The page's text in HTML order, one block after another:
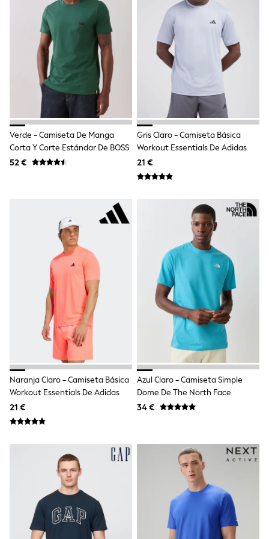
Sandals & Sliders
Rash Vests
Sun Safe Swimwear
Sun Hats & Caps
Shop All Footwear
New In
Trainers
Pram Shoes
School Shoes
Slippers
Boots
Wellies
Wide Fit
Schoolwear
Shop All
Knitwear & Jumpers
Boys Shoes
Coats & Jackets
Sports & Swimwear
School Bags
Stationery
Underwear & Socks
All Occasionwear
Communion
Wedding
Shirts
Trousers
Shoes
Suit Jackets
Suit Trousers
Waistcoats
Robes
Socks
All Accessories
New In
Bags
Denim Jackets
Raincoats
Waterproof
Verde - Camiseta De Manga
Corta Y Corte Estándar De BOSS
52 €
Gris Claro - Camiseta Básica
Workout Essentials De Adidas
21 €
Naranja Claro - Camiseta Básica
Workout Essentials De Adidas
21 €
Azul Claro - Camiseta Simple
Dome De The North Face
34 €